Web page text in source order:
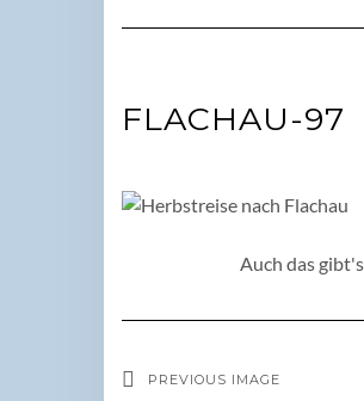
FLACHAU-97
Auch das
PREVIOUS IMAGE